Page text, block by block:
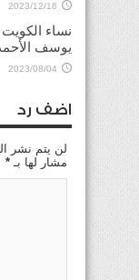
2023/12/16
نساء
يوسف
2023/08/04
اضف رد
لن يتم نشر
مشار لها بـ *